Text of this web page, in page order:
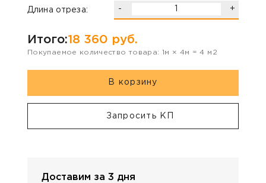
Длина отреза: - +
Итого:18 360 руб.
Покупаемое количество товара: 1 м × 4м =4 м2
В корзину
Запросить КП
Доставим за 3 дня